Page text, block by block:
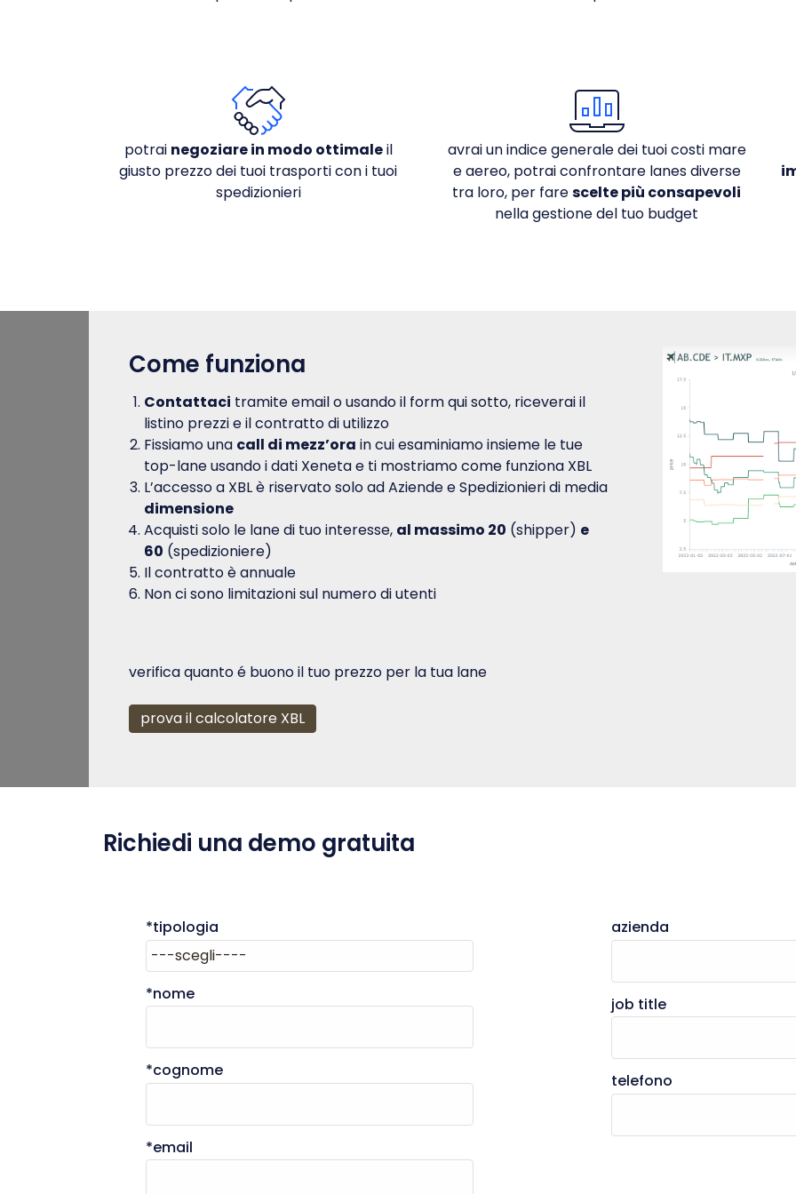
potrai negoziare in modo ottimaleil
giusto prezzo dei tuoi trasporti con i tuoi
spedizionieri
avrai un indice generale dei tuoi costi mare
e aereo, potrai confrontare lanes diverse
tra loro, per farescelte più consapevoli
nella gestione del tuo budget
Come funziona
Contattaci tramite email o usando il form qui sotto, riceverai il
listino prezzi e il contratto di utilizzo
Fissiamo una call di mezz’ora in cui esaminiamo insieme le tue
top-lane usando i dati Xeneta e ti mostriamo come funziona XBL
L’accesso a XBL è riservato solo ad Aziende e Spedizionieri di media
dimensione
Acquisti solo le lane di tuo interesse, al massimo 20 (shipper) e
60 (spedizioniere)
Il contratto è annuale
Non ci sono limitazioni sul numero di utenti
verifica quanto é buono il tuo prezzo per la tua lane
prova il calcolatore XBL
Richiedi una demo gratuita
*tipologia
*nome
*cognome
*email
azienda
job title
telefono